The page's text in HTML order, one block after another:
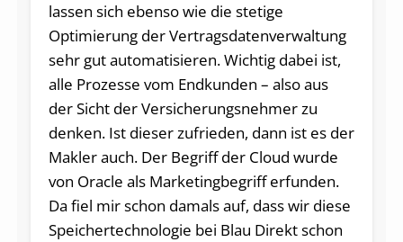
lassen sich ebenso wie die stetige
Optimierung der Vertragsdatenverwaltung
sehr gut automatisieren. Wichtig dabei ist,
alle Prozesse vom Endkunden – also aus
der Sicht der Versicherungsnehmer zu
denken. Ist dieser zufrieden, dann ist es der
Makler auch. Der Begriff der Cloud wurde
von Oracle als Marketingbegriff erfunden.
Da fiel mir schon damals auf, dass wir diese
Speichertechnologie bei Blau Direkt schon